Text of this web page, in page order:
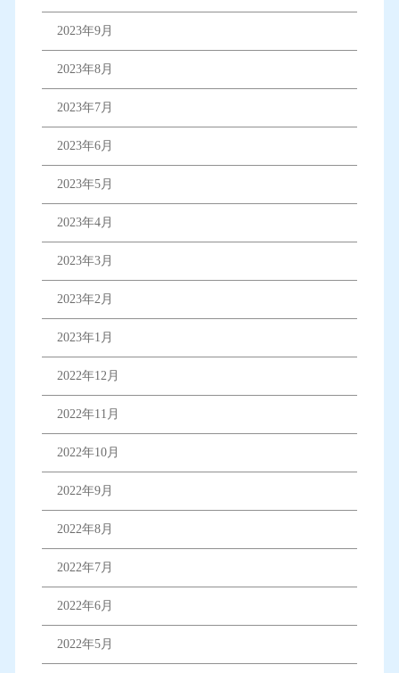
2023年9月
2023年8月
2023年7月
2023年6月
2023年5月
2023年4月
2023年3月
2023年2月
2023年1月
2022年12月
2022年11月
2022年10月
2022年9月
2022年8月
2022年7月
2022年6月
2022年5月